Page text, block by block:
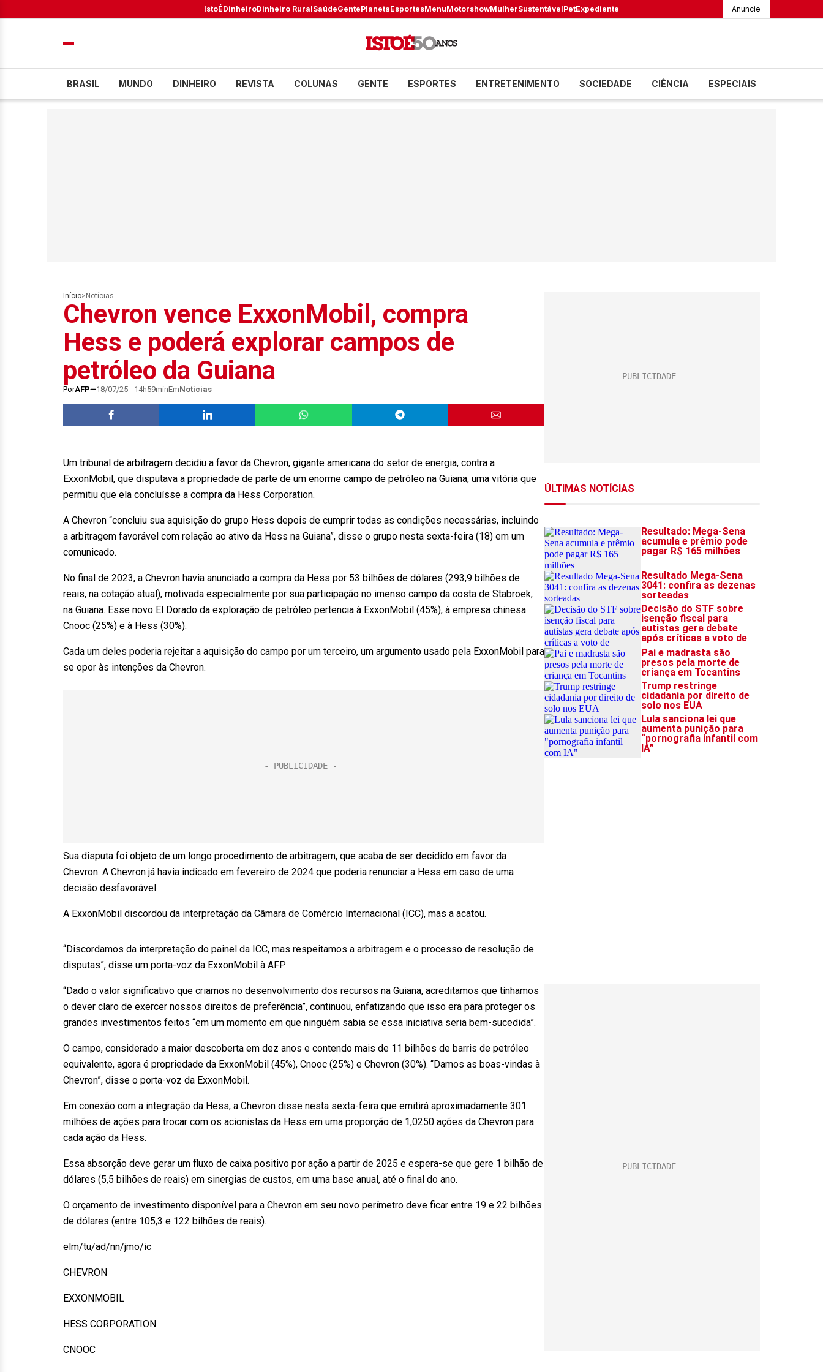
IstoÉDinheiroDinheiro RuralSaúdeGentePlanetaEsportesMenuMotorshowMulherSustentávelPetExpediente Anuncie
BRASIL MUNDO DINHEIRO REVISTA COLUNAS GENTE ESPORTES ENTRETENIMENTO SOCIEDADE CIÊNCIA ESPECIAIS
Início> Notícias
Chevron vence ExxonMobil, compra
Hess e poderá explorar campos de
petróleo da Guiana
PorAFP 18/07/25 - 14h59minEmNotícias
Um tribunal de arbitragem decidiu a favor da Chevron, gigante americana do setor de energia, contra a
ExxonMobil, que disputava a propriedade de parte de um enorme campo de petróleo na Guiana, uma vitória que
permitiu que ela concluísse a compra da Hess Corporation.
A Chevron “concluiu sua aquisição do grupo Hess depois de cumprir todas as condições necessárias, incluindo
a arbitragem favorável com relação ao ativo da Hess na Guiana”, disse o grupo nesta sexta-feira (18) em um
comunicado.
No final de 2023, a Chevron havia anunciado a compra da Hess por 53 bilhões de dólares (293,9 bilhões de
reais, na cotação atual), motivada especialmente por sua participação no imenso campo da costa de Stabroek,
na Guiana. Esse novo El Dorado da exploração de petróleo pertencia à ExxonMobil (45%), à empresa chinesa
Cnooc (25%) e à Hess (30%).
Cada um deles poderia rejeitar a aquisição do campo por um terceiro, um argumento usado pela ExxonMobil para
se opor às intenções da Chevron.
Sua disputa foi objeto de um longo procedimento de arbitragem, que acaba de ser decidido em favor da
Chevron. A Chevron já havia indicado em fevereiro de 2024 que poderia renunciar a Hess em caso de uma
decisão desfavorável.
A ExxonMobil discordou da interpretação da Câmara de Comércio Internacional (ICC), mas a acatou.
“Discordamos da interpretação do painel da ICC, mas respeitamos a arbitragem e o processo de resolução de
disputas”, disse um porta-voz da ExxonMobil à AFP.
“Dado o valor significativo que criamos no desenvolvimento dos recursos na Guiana, acreditamos que tínhamos
o dever claro de exercer nossos direitos de preferência”, continuou, enfatizando que isso era para proteger os
grandes investimentos feitos “em um momento em que ninguém sabia se essa iniciativa seria bem-sucedida”.
O campo, considerado a maior descoberta em dez anos e contendo mais de 11 bilhões de barris de petróleo
equivalente, agora é propriedade da ExxonMobil (45%), Cnooc (25%) e Chevron (30%). “Damos as boas-vindas à
Chevron”, disse o porta-voz da ExxonMobil.
Em conexão com a integração da Hess, a Chevron disse nesta sexta-feira que emitirá aproximadamente 301
milhões de ações para trocar com os acionistas da Hess em uma proporção de 1,0250 ações da Chevron para
cada ação da Hess.
Essa absorção deve gerar um fluxo de caixa positivo por ação a partir de 2025 e espera-se que gere 1 bilhão de
dólares (5,5 bilhões de reais) em sinergias de custos, em uma base anual, até o final do ano.
O orçamento de investimento disponível para a Chevron em seu novo perímetro deve ficar entre 19 e 22 bilhões
de dólares (entre 105,3 e 122 bilhões de reais).
elm/tu/ad/nn/jmo/ic
CHEVRON
EXXONMOBIL
HESS CORPORATION
CNOOC